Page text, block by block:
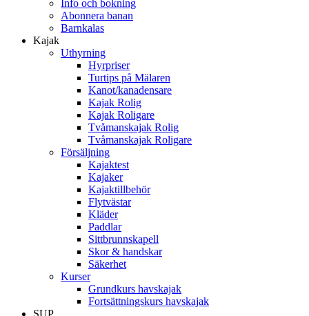
Info och bokning
Abonnera banan
Barnkalas
Kajak
Uthyrning
Hyrpriser
Turtips på Mälaren
Kanot/kanadensare
Kajak Rolig
Kajak Roligare
Tvåmanskajak Rolig
Tvåmanskajak Roligare
Försäljning
Kajaktest
Kajaker
Kajaktillbehör
Flytvästar
Kläder
Paddlar
Sittbrunnskapell
Skor & handskar
Säkerhet
Kurser
Grundkurs havskajak
Fortsättningskurs havskajak
SUP